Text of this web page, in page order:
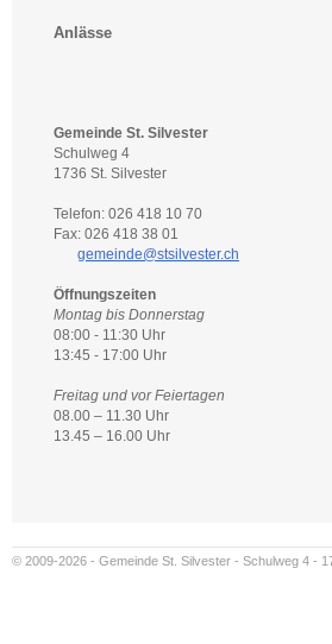
Anlässe
Gemeinde St. Silvester
Schulweg 4
1736 St. Silvester
Telefon: 026 418 10 70
Fax: 026 418 38 01
gemeinde@stsilvester.ch
Öffnungszeiten
Montag bis Donnerstag
08:00 - 11:30 Uhr
13:45 - 17:00 Uhr
Freitag und vor Feiertagen
08.00 – 11.30 Uhr
13.45 – 16.00 Uhr
© 2009-2026 - Gemeinde St. Silvester - Schulweg 4 -